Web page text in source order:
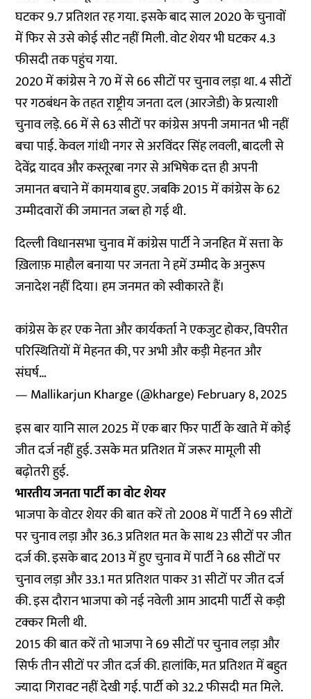
घटकर 9.7 प्रतिशत रह गया. इसके बाद साल 2020 के चुनावों
में फिर से उसे कोई सीट नहीं मिली. वोट शेयर भी घटकर 4.3
फीसदी तक पहुंच गया.
2020 में कांग्रेस ने 70 में से 66 सीटों पर चुनाव लड़ा था. 4 सीटों
पर गठबंधन के तहत राष्ट्रीय जनता दल (आरजेडी) के प्रत्याशी
चुनाव लड़े. 66 में से 63 सीटों पर कांग्रेस अपनी जमानत भी नहीं
बचा पाई. केवल गांधी नगर से अरविंदर सिंह लवली, बादली से
देवेंद्र यादव और कस्तूरबा नगर से अभिषेक दत्त ही अपनी
जमानत बचाने में कामयाब हुए. जबकि 2015 में कांग्रेस के 62
उम्मीदवारों की जमानत जब्त हो गई थी.
दिल्ली विधानसभा चुनाव में कांग्रेस पार्टी ने जनहित में सत्ता के
ख़िलाफ़ माहौल बनाया पर जनता ने हमें उम्मीद के अनुरूप
जनादेश नहीं दिया। हम जनमत को स्वीकारते हैं।
कांग्रेस के हर एक नेता और कार्यकर्ता ने एकजुट होकर, विपरीत
परिस्थितियों में मेहनत की, पर अभी और कड़ी मेहनत और
संघर्ष…
— Mallikarjun Kharge (@kharge)February 8, 2025
इस बार यानि साल 2025 में एक बार फिर पार्टी के खाते में कोई
जीत दर्ज नहीं हुई. उसके मत प्रतिशत में जरूर मामूली सी
बढ़ोतरी हुई.
भारतीय जनता पार्टी का वोट शेयर
भाजपा के वोटर शेयर की बात करें तो 2008 में पार्टी ने 69 सीटों
पर चुनाव लड़ा और 36.3 प्रतिशत मत के साथ 23 सीटों पर जीत
दर्ज की. इसके बाद 2013 में हुए चुनाव में पार्टी ने 68 सीटों पर
चुनाव लड़ा और 33.1 मत प्रतिशत पाकर 31 सीटों पर जीत दर्ज
की. इस दौरान भाजपा को नई नवेली आम आदमी पार्टी से कड़ी
टक्कर मिली थी.
2015 की बात करें तो भाजपा ने 69 सीटों पर चुनाव लड़ा और
सिर्फ तीन सीटों पर जीत दर्ज की. हालांकि, मत प्रतिशत में बहुत
ज्यादा गिरावट नहीं देखी गई. पार्टी को 32.2 फीसदी मत मिले.